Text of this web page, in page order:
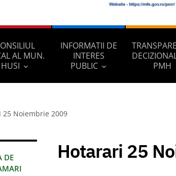
AL MUN.
HUSI
INFORMATII DE
INTERES
PUBLIC
PMH
25 Noiembrie 2009
DE
Hotarari 25